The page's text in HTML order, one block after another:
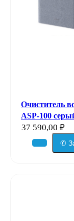
Очиститель
ASP-100
37 590,00 ₽
✆